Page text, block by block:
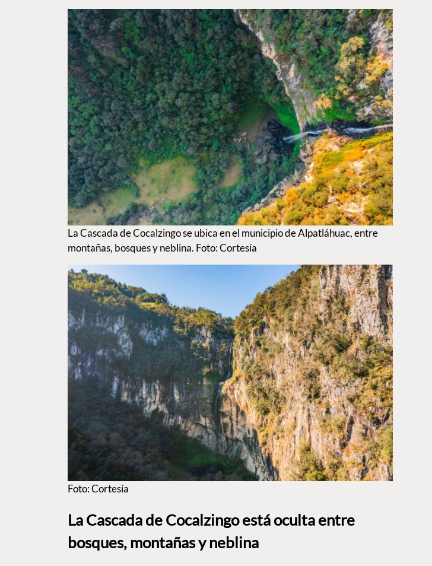
La Cascada de Cocalzingo se ubica en el municipio de Alpatláhuac, entre
montañas, bosques y neblina. Foto: Cortesía
Foto: Cortesía
La Cascada de Cocalzingo está oculta entre
bosques, montañas y neblina